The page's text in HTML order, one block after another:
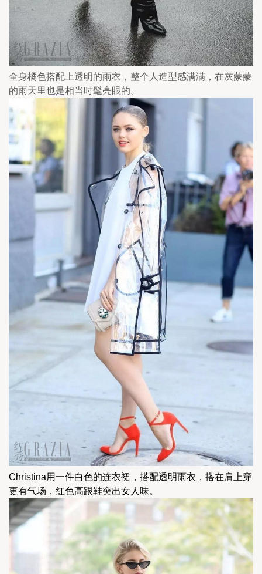
全身橘色搭配上透明的雨衣，整个人造型感满满，在灰蒙蒙
的雨天里也是相当时髦亮眼的。
Christina用一件白色的连衣裙，搭配透明雨衣，搭在肩上穿
更有气场，红色高跟鞋突出女人味。